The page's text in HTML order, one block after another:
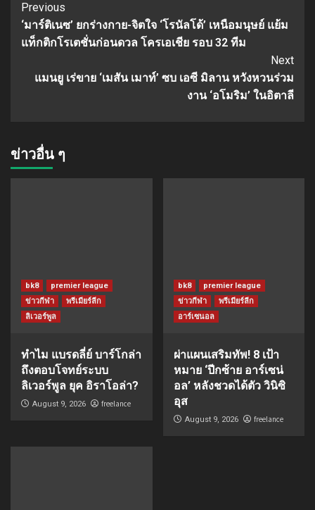
Continue
Reading
Previous
‘มาร์ติเนซ’ ยกร่างกาย-จิตใจ ‘โรนัลโด้’ เหนือมนุษย์ แย้ม
แท็กติกโรเตชั่นก่อนดวล โครเอเชีย รอบ 32 ทีม
Next
แมนยู เร่ขาย ‘เมสัน เมาท์’ ซบ เอซี มิลาน หวังหวนร่วม
งาน ‘อโมริม’ ในอิตาลี
ข่าวอื่น ๆ
bk8
premier league
ข่าวกีฬา
พรีเมียร์ลีก
ลิเวอร์พูล
ทำไม แบรดลี่ย์ บาร์โกล่า
ถึงตอบโจทย์ระบบ
ลิเวอร์พูล ยุค อิราโอล่า?
August 9, 2026 freelance
bk8
premier league
ข่าวกีฬา
พรีเมียร์ลีก
อาร์เซนอล
ผ่าแผนเสริมทัพ! 8 เป้า
หมาย ‘ปีกซ้าย อาร์เซน่
อล’ หลังชวดได้ตัว วินิซิ
อุส
August 9, 2026 freelance